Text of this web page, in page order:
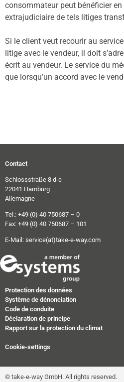
consommateur peut bénéficier
extrajudiciaire de tels litiges
Si le client veut recourir au
litige avec le vendeur, il doit
écrit au vendeur. Le service du
que lorsqu’un accord avec le
Contact
Schlossstraße 8 d-e
22041 Hamburg
Allemagne
Tel.: +49 (0) 40 750687 – 0
Fax: +49 (0) 40 750687 – 101
E-Mail: service(at)take-e-way.com
Protection des données
Système de dénonciation
Code de conduite
Déclaration de principe
Rapport sur la protection du climat
Cookie-settings
© take-e-way GmbH. All rights reserved.